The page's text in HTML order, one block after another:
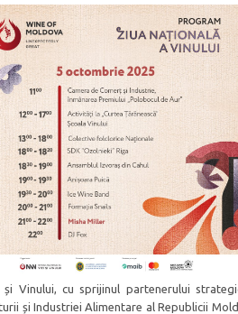
Vinului, cu sprijinul partenerului
și Industriei Alimentare al Republicii